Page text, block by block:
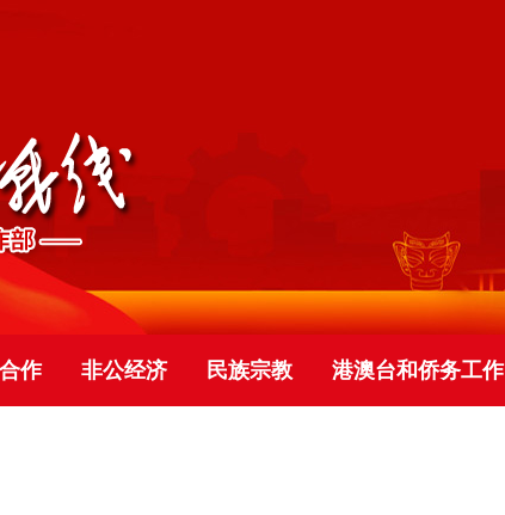
作 非公经济 民族宗教 港澳台和侨务工作